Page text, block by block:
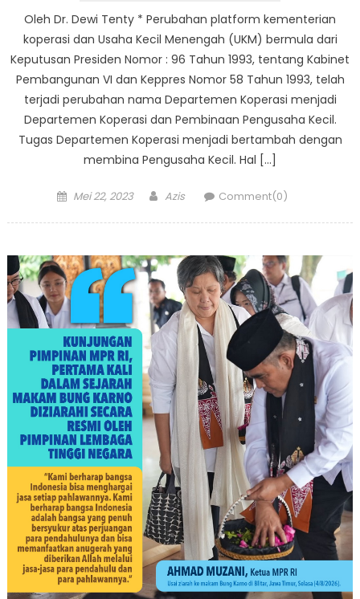
Oleh Dr. Dewi Tenty * Perubahan platform kementerian
koperasi dan Usaha Kecil Menengah (UKM) bermula dari
Keputusan Presiden Nomor : 96 Tahun 1993, tentang Kabinet
Pembangunan VI dan Keppres Nomor 58 Tahun 1993, telah
terjadi perubahan nama Departemen Koperasi menjadi
Departemen Koperasi dan Pembinaan Pengusaha Kecil.
Tugas Departemen Koperasi menjadi bertambah dengan
membina Pengusaha Kecil. Hal […]
Posted
Mei 22, 2023 Author
Azis Comment(0)